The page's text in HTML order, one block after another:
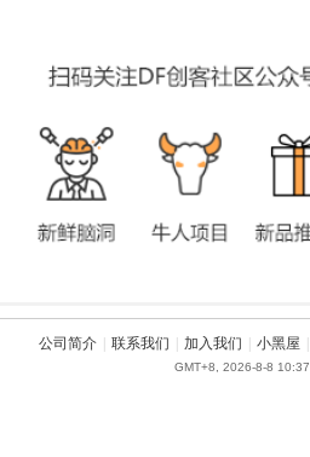
公司简介 联系我们 加入我们 小黑屋
GMT+8, 2026-8-8 10:37